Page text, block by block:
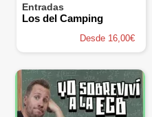
Entradas
Los del Camping
Desde 16,00€